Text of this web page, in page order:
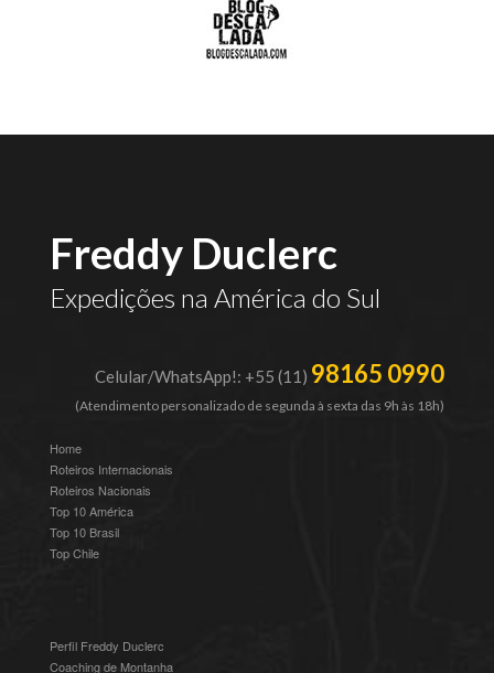
Freddy Duclerc
Expedições na América do Sul
Celular/WhatsApp!: +55 (11) 98165 0990
(Atendimento personalizado de segunda à sexta das 9h às 18h)
Home
Roteiros Internacionais
Roteiros Nacionais
Top 10 América
Top 10 Brasil
Top Chile
Perfil Freddy Duclerc
Coaching de Montanha